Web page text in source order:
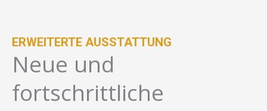
ERWEITERTE AUSSTATTUNG
Neue und
fortschrittliche